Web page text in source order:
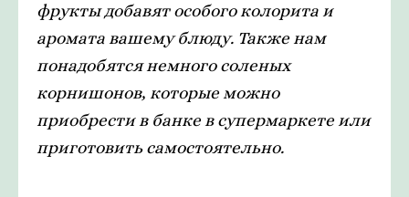
фрукты добавят особого колорита и
аромата вашему блюду. Также нам
понадобятся немного соленых
корнишонов, которые можно
приобрести в банке в супермаркете или
приготовить самостоятельно.